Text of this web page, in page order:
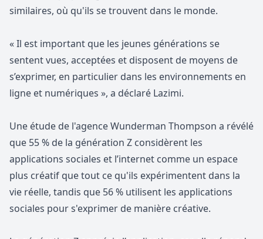
similaires, où qu'ils se trouvent dans le monde.
« Il est important que les jeunes générations se
sentent vues, acceptées et disposent de moyens de
s’exprimer, en particulier dans les environnements en
ligne et numériques », a déclaré Lazimi.
Une étude de l'agence Wunderman Thompson a révélé
que 55 % de la génération Z considèrent les
applications sociales et l’internet comme un espace
plus créatif que tout ce qu'ils expérimentent dans la
vie réelle, tandis que 56 % utilisent les applications
sociales pour s'exprimer de manière créative.